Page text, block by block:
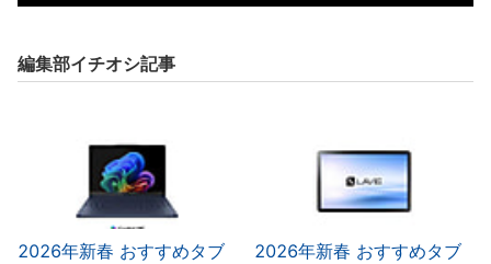
編集部イチオシ記事
2026年新春 おすすめタブ
2026年新春 おすすめタブ